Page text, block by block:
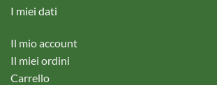
I miei dati
Il mio account
Il miei ordini
Carrello